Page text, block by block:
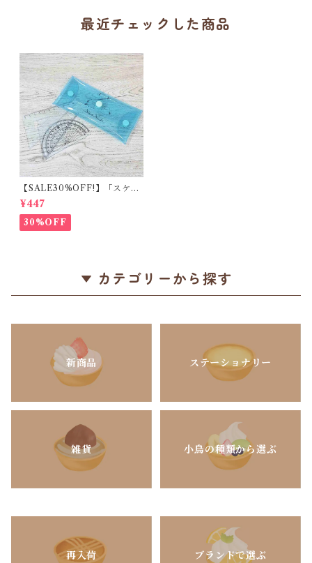
最近チェックした商品
【SALE30%OFF!】「スケー
ルセット / ミリミリ / シマエ
ナガ」三角定規＆分度器 / き
れいなブルーのケース入り
【生産終了・在庫限り】
¥447
30%OFF
カテゴリーから探す
新商品 ステーショナリー
雑貨 小鳥の種類から選ぶ
再入荷 ブランドで選ぶ